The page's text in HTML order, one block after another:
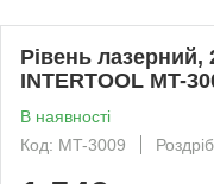
Рівень лазерний,
INTERTOOL MT-
В наявності
Код: MT-3009
Роздріб